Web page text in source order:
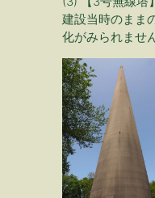
建設当時のまま
化がみられません